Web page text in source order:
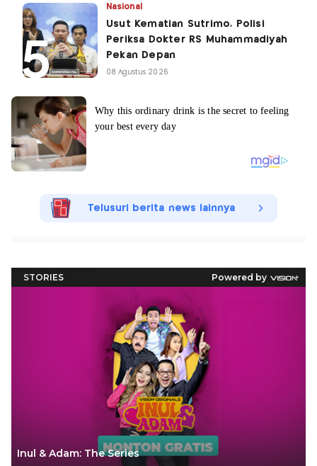
Nasional
Usut Kematian Sutrimo, Polisi
Periksa Dokter RS Muhammadiyah
Pekan Depan
08 Agustus 2026
Telusuri berita news lainnya